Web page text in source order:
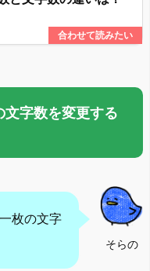
文字数を変更する
そらの
枚の文字